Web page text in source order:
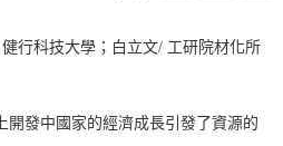
行科技大學；白立文/ 工研院材化所
開發中國家的經濟成長引發了資源的